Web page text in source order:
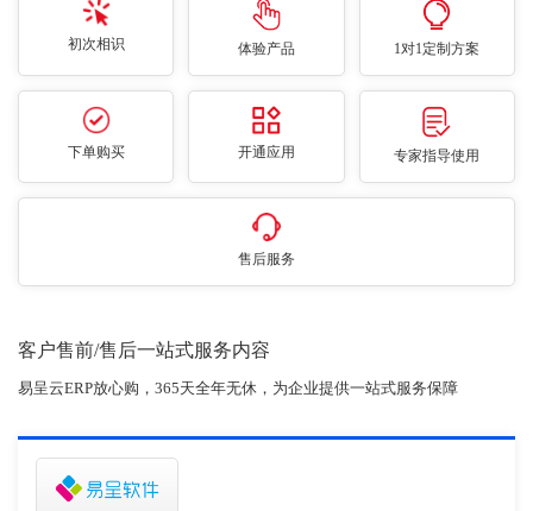
初次相识 体验产品 1对1定制方案
下单购买 开通应用 专家指导使用
售后服务
客户售前/售后一站式服务内容
易呈云ERP放心购，365天全年无休，为企业提供一站式服务保障